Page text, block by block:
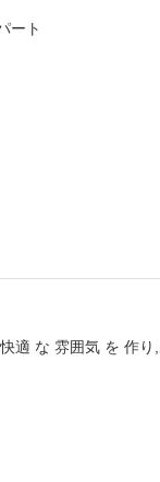
ート
適 な 雰囲気 を 作